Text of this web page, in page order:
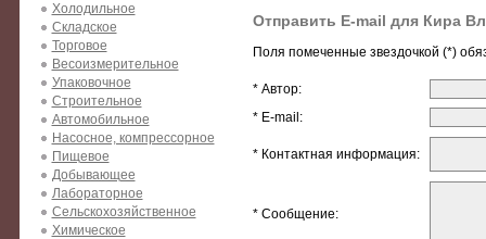
Холодильное
Складское
Торговое
Весоизмерительное
Упаковочное
Строительное
Автомобильное
Насосное, компрессорное
Пищевое
Добывающее
Лабораторное
Сельскохозяйственное
Химическое
Отправить E-mail для Кира
Поля помеченные звездочкой (*)
* Автор:
* E-mail:
* Контактная информация:
* Сообщение: